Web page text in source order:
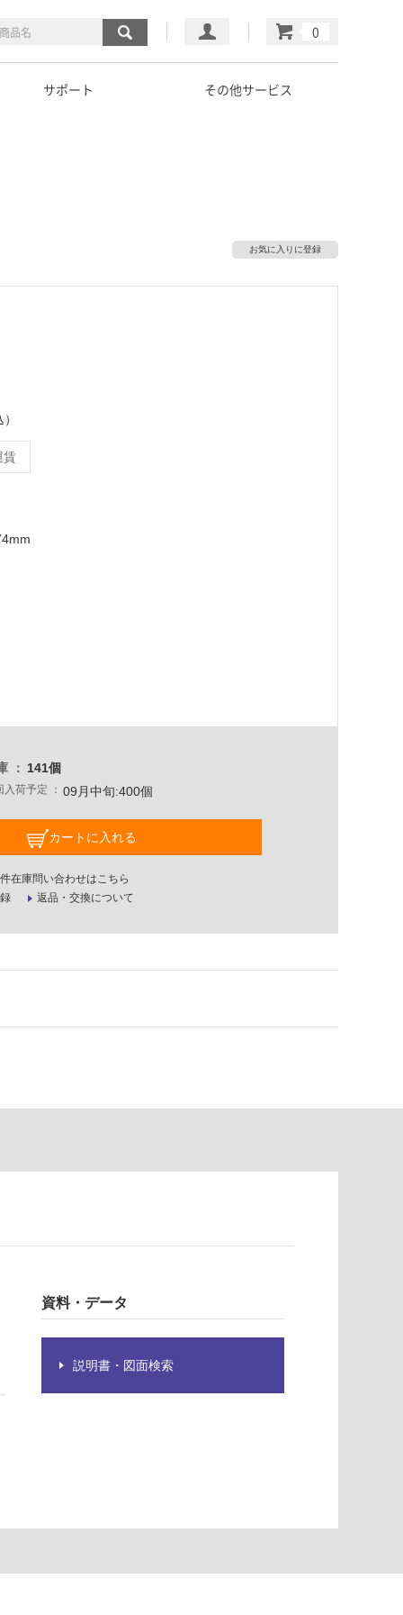
マイページ
カート
サポート その他サービス
お気に入りに登録
賃
141個
入荷予定 09月中旬:400個
カートに入れる
在庫問い合わせはこちら
返品・交換について
資料・データ
説明書・図面検索